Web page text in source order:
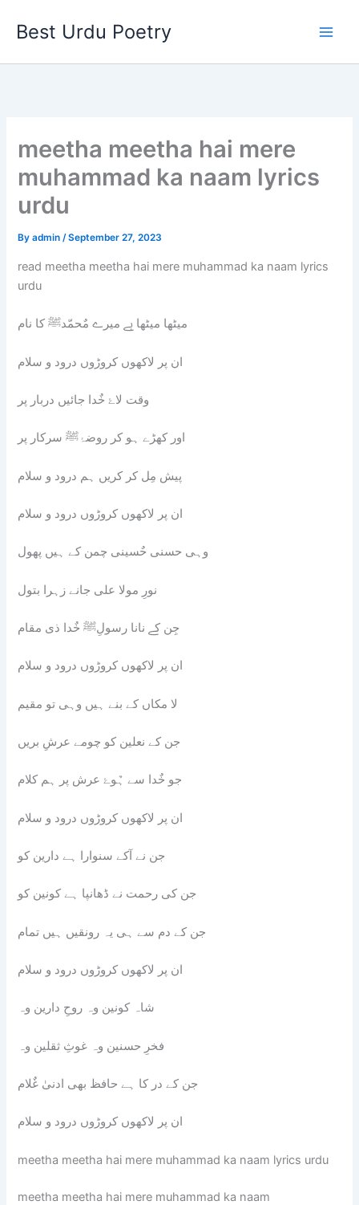
Best Urdu Poetry
meetha meetha hai mere
muhammad ka naam lyrics
urdu
Byadmin/September 27, 2023
read meetha meetha hai mere muhammad ka naam lyrics
urdu
میٹھا میٹھا ہے میرے مٌحمّدﷺ کا نام
ان پر لاکھوں کروڑوں درود و سلام
وقت لاۓ خٌدا جائیں دربار پر
اور کھڑے ہو کر روضۂﷺ سرکار پر
پیش مِل کر کریں ہم درود و سلام
ان پر لاکھوں کروڑوں درود و سلام
وہی حسنی حٌسینی چمن کے ہیں پھول
نورِ مولا علی جانے زہرا بتول
جِن کے نانا رسولِﷺ خٌدا ذی مقام
ان پر لاکھوں کروڑوں درود و سلام
لا مکاں کے بنے ہیں وہی تو مقیم
جن کے نعلین کو چومے عرشِ بریں
جو خٌدا سے ہٌوۓ عرش پر ہم کلام
ان پر لاکھوں کروڑوں درود و سلام
جن نے آکے سنوارا ہے دارین کو
جن کی رحمت نے ڈھانپا ہے کونین کو
جن کے دم سے ہی یہ رونقیں ہیں تمام
ان پر لاکھوں کروڑوں درود و سلام
شاہ کونین وہ روحِ دارین وہ
فخرِ حسنین وہ غوثِ ثقلین وہ
جن کے در کا ہے حافظ بھی ادنیٰ غٌلام
ان پر لاکھوں کروڑوں درود و سلام
meetha meetha hai mere muhammad ka naam lyrics urdu
meetha meetha hai mere muhammad ka naam